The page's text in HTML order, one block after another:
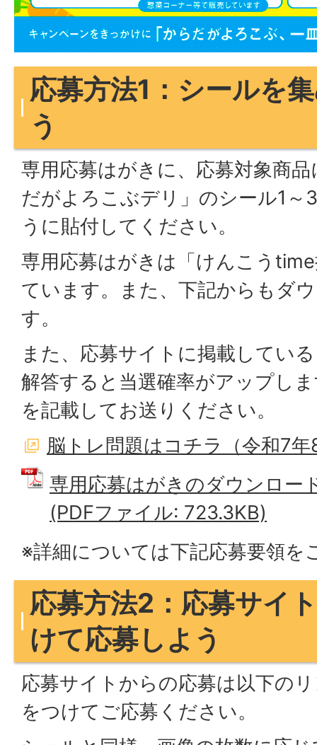
応募方法1：シールを
う
専用応募はがきに、応募対象商
だがよろこぶデリ」のシール1～
うに貼付してください。
専用応募はがきは「けんこう
ています。また、下記からもダ
す。
また、応募サイトに掲載してい
解答すると当選確率がアップし
を記載してお送りください。
脳トレ問題はコチラ（令和7
専用応募はがきのダウンロー
(PDFファイル: 723.3KB)
※詳細については下記応募要領を
応募方法2：応募サイ
けて応募しよう
応募サイトからの応募は以下の
をつけてご応募ください。